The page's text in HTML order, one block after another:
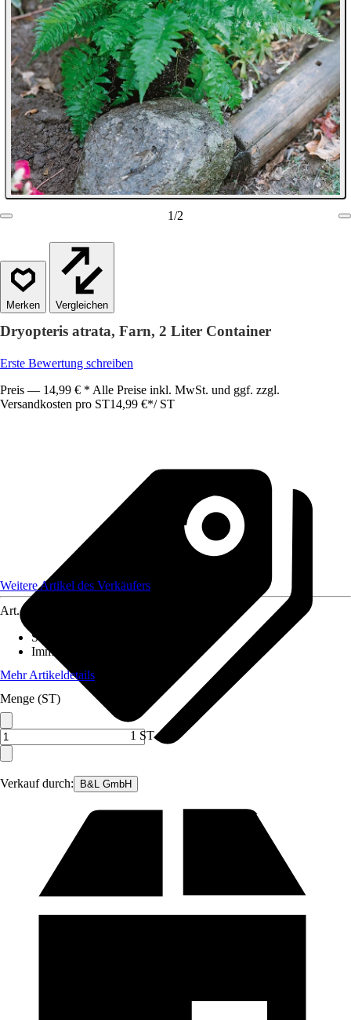
1/2
Vergleichen
Dryopteris atrata, Farn, 2 Liter Container
Erste Bewertung schreiben
Preis — 14,99 € * Alle Preise inkl. MwSt. und ggf. zzgl.
Versandkosten pro ST14,99 €*/ ST
Verkauf durch: B&L GmbH
Weitere Artikel des Verkäufers
Art.-Nr.
Standort
Immergrün
Mehr Artikeldetails
Menge (ST)
1 ST